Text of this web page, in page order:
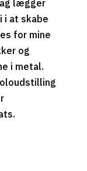
lægger
i at skabe
for mine
og
i metal.